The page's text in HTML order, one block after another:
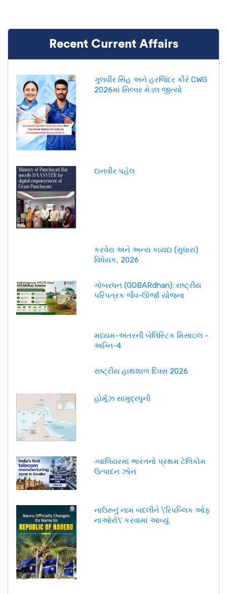
Recent Current Affairs
ગુલવીર સિંહ અને હરજિંદર કૌરે CWG
2026માં સિલ્વર મેડલ જીત્યો
દાનવીર પહેલ
કરવેરા અને અન્ય કાયદા (સુધારા)
વિધેયક, 2026
ગોબરધન (GOBARdhan): રાષ્ટ્રીય
પરિપત્રક જૈવ-ઊર્જા યોજના
મધ્યમ-અંતરની બેલિસ્ટિક મિસાઇલ -
અગ્નિ-4
રાષ્ટ્રીય હાથશાળ દિવસ 2026
હોર્મૂઝ સામુદ્રધુની
ગ્વાલિયરમાં ભારતનો પ્રથમ ટેલિકોમ
ઉત્પાદન ઝોન
નાઉરુનું નામ બદલીને \'રિપબ્લિક ઓફ
નાઓરો\' કરવામાં આવ્યું.